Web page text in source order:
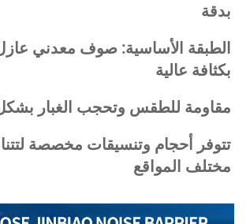
عالية
للطقس وتحجب الغبار بشكل
المواقع